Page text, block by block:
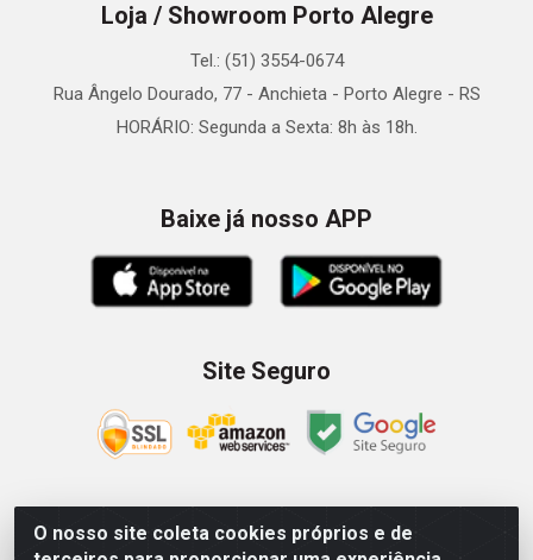
O nosso site coleta cookies próprios e de
Loja / Showroom Porto Alegre
Tel.: (51) 3554-0674
Rua Ângelo Dourado, 77 - Anchieta - Porto Alegre - RS
HORÁRIO: Segunda a Sexta: 8h às 18h.
Baixe já nosso APP
Site Seguro
Zein Importação e Comércio LTDA - Av. Senador Queiróz, 274